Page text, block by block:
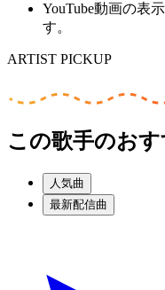
YouTube動画の表
す。
ARTIST PICKUP
この歌手のお
人気曲
最新配信曲